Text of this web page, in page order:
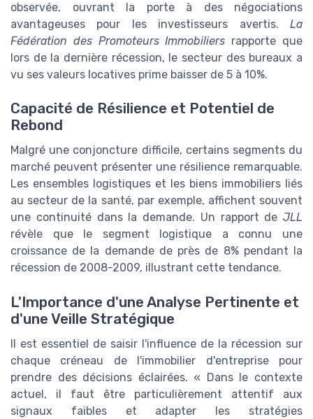
observée, ouvrant la porte à des négociations
avantageuses pour les investisseurs avertis. La
Fédération des Promoteurs Immobiliers rapporte que
lors de la dernière récession, le secteur des bureaux a
vu ses valeurs locatives prime baisser de 5 à 10%.
Capacité de Résilience et Potentiel de
Rebond
Malgré une conjoncture difficile, certains segments du
marché peuvent présenter une résilience remarquable.
Les ensembles logistiques et les biens immobiliers liés
au secteur de la santé, par exemple, affichent souvent
une continuité dans la demande. Un rapport de JLL
révèle que le segment logistique a connu une
croissance de la demande de près de 8% pendant la
récession de 2008-2009, illustrant cette tendance.
L'Importance d'une Analyse Pertinente et
d'une Veille Stratégique
Il est essentiel de saisir l'influence de la récession sur
chaque créneau de l'immobilier d'entreprise pour
prendre des décisions éclairées. « Dans le contexte
actuel, il faut être particulièrement attentif aux
signaux faibles et adapter les stratégies